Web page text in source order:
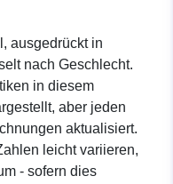
ausgedrückt in
nach Geschlecht.
in diesem
aber jeden
aktualisiert.
leicht variieren,
- sofern dies